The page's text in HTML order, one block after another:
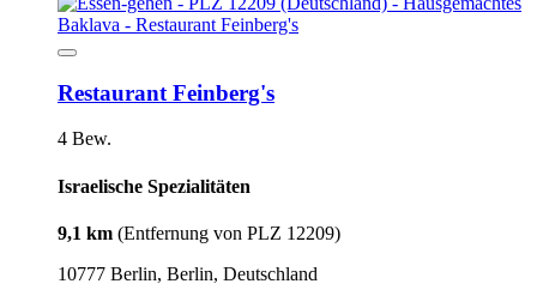
Restaurant Feinberg's
4 Bew.
Israelische Spezialitäten
9,1 km (Entfernung von PLZ 12209)
10777 Berlin, Berlin, Deutschland